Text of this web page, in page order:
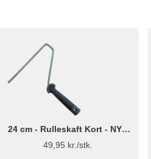
24 cm - Rulleskaft Kort - NYT
DESIGN - Flügger
49,95 kr./stk.